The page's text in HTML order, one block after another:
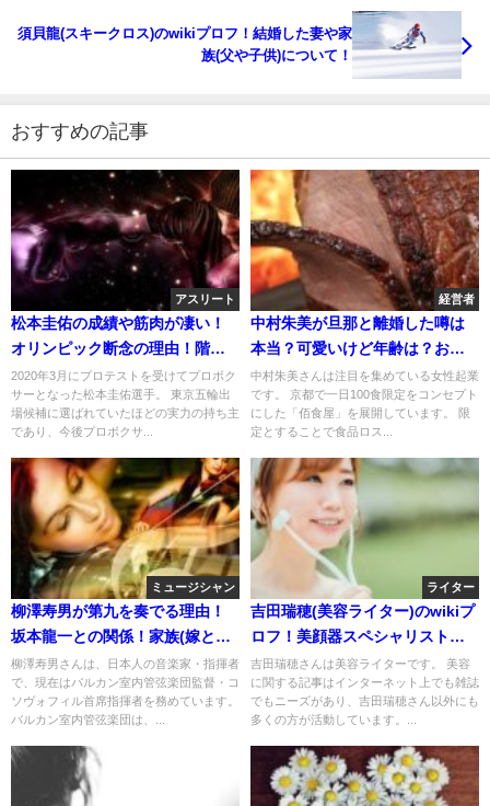
須貝龍(スキークロス)のwikiプロフ！結婚した妻や家
族(父や子供)について！
おすすめの記事
アスリート
松本圭佑の成績や筋肉が凄い！
オリンピック断念の理由！階級
や学歴も調査！
2020年3月にプロテストを受けてプロボク
サーとなった松本圭佑選手。 東京五輪出
場候補に選ばれていたほどの実力の持ち主
であり、今後プロボクサ...
経営者
中村朱美が旦那と離婚した噂は
本当？可愛いけど年齢は？お店
は亀岡のどこ？
中村朱美さんは注目を集めている女性起業
です。 京都で一日100食限定をコンセプト
にした「佰食屋」を展開しています。 限
定とすることで食品ロス...
ミュージシャン
柳澤寿男が第九を奏でる理由！
坂本龍一との関係！家族(嫁と子
供)も気になる！
柳澤寿男さんは、日本人の音楽家・指揮者
で、現在はバルカン室内管弦楽団監督・コ
ソヴォフィル首席指揮者を務めています。
バルカン室内管弦楽団は、...
ライター
吉田瑞穂(美容ライター)のwikiプ
ロフ！美顔器スペシャリストと
は何者？
吉田瑞穂さんは美容ライターです。 美容
に関する記事はインターネット上でも雑誌
でもニーズがあり、吉田瑞穂さん以外にも
多くの方が活動しています。...